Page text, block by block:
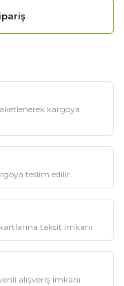
kargoya
teslim edilir.
taksit imkanı
alışveriş imkanı